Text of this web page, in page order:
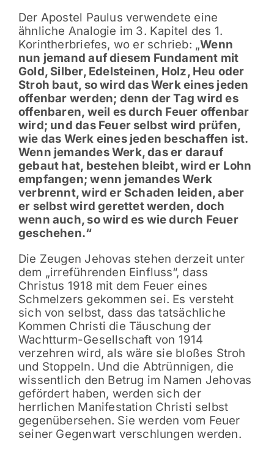
Der Apostel Paulus verwendete eine
ähnliche Analogie im 3. Kapitel des 1.
Korintherbriefes, wo er schrieb: „Wenn
nun jemand auf diesem Fundament mit
Gold, Silber, Edelsteinen, Holz, Heu oder
Stroh baut, so wird das Werk eines jeden
offenbar werden; denn der Tag wird es
offenbaren, weil es durch Feuer offenbar
wird; und das Feuer selbst wird prüfen,
wie das Werk eines jeden beschaffen ist.
Wenn jemandes Werk, das er darauf
gebaut hat, bestehen bleibt, wird er Lohn
empfangen; wenn jemandes Werk
verbrennt, wird er Schaden leiden, aber
er selbst wird gerettet werden, doch
wenn auch, so wird es wie durch Feuer
geschehen.“
Die Zeugen Jehovas stehen derzeit unter
dem „irreführenden Einfluss“, dass
Christus 1918 mit dem Feuer eines
Schmelzers gekommen sei. Es versteht
sich von selbst, dass das tatsächliche
Kommen Christi die Täuschung der
Wachtturm-Gesellschaft von 1914
verzehren wird, als wäre sie bloßes Stroh
und Stoppeln. Und die Abtrünnigen, die
wissentlich den Betrug im Namen Jehovas
gefördert haben, werden sich der
herrlichen Manifestation Christi selbst
gegenübersehen. Sie werden vom Feuer
seiner Gegenwart verschlungen werden.